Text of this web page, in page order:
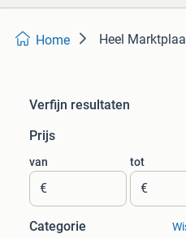
Home Heel
Verfijn resultaten
Prijs
van
€
tot
€
Categorie